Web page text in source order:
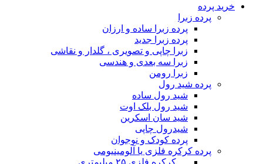
خرید پرده
پرده زبرا
پرده زبرا ساده و ارزان
پرده زبرا جدید
زبرا چاپی و تصویری ، گلدار و نقاشی
زبرا سه بعدی و هندسی
زبرا رومن
پرده شید رول
شید رول ساده
شید رول بلک اوت
شید سان اسکرین
شیدرول چاپی
پرده کودک و نوجوان
پرده کرکره فلزی یا آلومینیومی
__ کرکره فلزی ۲۵ میلیمتری